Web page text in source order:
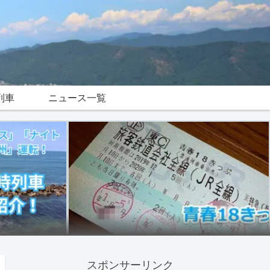
車 ニュース一覧
スポンサーリンク